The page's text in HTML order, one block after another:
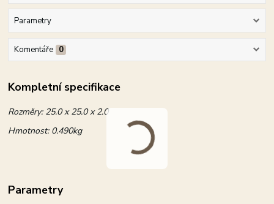
Parametry
Komentáře 0
Kompletní specifikace
Rozměry:25.0 x 25.0 x 2.0
Hmotnost:0.490kg
Parametry